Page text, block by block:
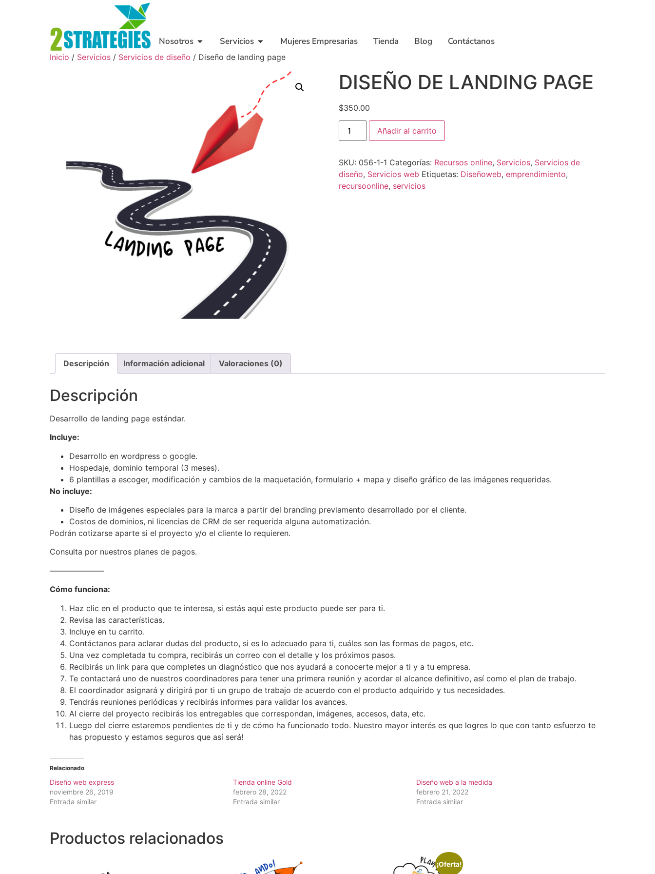
Nosotros Servicios Mujeres Empresarias Tienda Blog Contáctanos
Inicio / Servicios / Servicios de diseño / Diseño de landing page
DISEÑO DE LANDING PAGE
$350.00
Añadir al carrito
SKU: 056-1-1 Categorías: Recursos online, Servicios, Servicios de
diseño, Servicios web Etiquetas: Diseñoweb, emprendimiento,
recursoonline, servicios
Descripción Información adicional Valoraciones (0)
Descripción
Desarrollo de landing page estándar.
Incluye:
Desarrollo en wordpress o google.
Hospedaje, dominio temporal (3 meses).
6 plantillas a escoger, modificación y cambios de la maquetación, formulario + mapa y diseño gráfico de las imágenes requeridas.
No incluye:
Diseño de imágenes especiales para la marca a partir del branding previamento desarrollado por el cliente.
Costos de dominios, ni licencias de CRM de ser requerida alguna automatización.
Podrán cotizarse aparte si el proyecto y/o el cliente lo requieren.
Consulta por nuestros planes de pagos.
———————
Cómo funciona:
Haz clic en el producto que te interesa, si estás aquí este producto puede ser para ti.
Revisa las características.
Incluye en tu carrito.
Contáctanos para aclarar dudas del producto, si es lo adecuado para ti, cuáles son las formas de pagos, etc.
Una vez completada tu compra, recibirás un correo con el detalle y los próximos pasos.
Recibirás un link para que completes un diagnóstico que nos ayudará a conocerte mejor a ti y a tu empresa.
Te contactará uno de nuestros coordinadores para tener una primera reunión y acordar el alcance definitivo, así como el plan de trabajo.
El coordinador asignará y dirigirá por ti un grupo de trabajo de acuerdo con el producto adquirido y tus necesidades.
Tendrás reuniones periódicas y recibirás informes para validar los avances.
Al cierre del proyecto recibirás los entregables que correspondan, imágenes, accesos, data, etc.
Luego del cierre estaremos pendientes de ti y de cómo ha funcionado todo. Nuestro mayor interés es que logres lo que con tanto esfuerzo te
has propuesto y estamos seguros que así será!
Relacionado
Diseño web express
noviembre 26, 2019
Entrada similar
Tienda online Gold
febrero 28, 2022
Entrada similar
Diseño web a la medida
febrero 21, 2022
Entrada similar
Productos relacionados
¡Oferta!